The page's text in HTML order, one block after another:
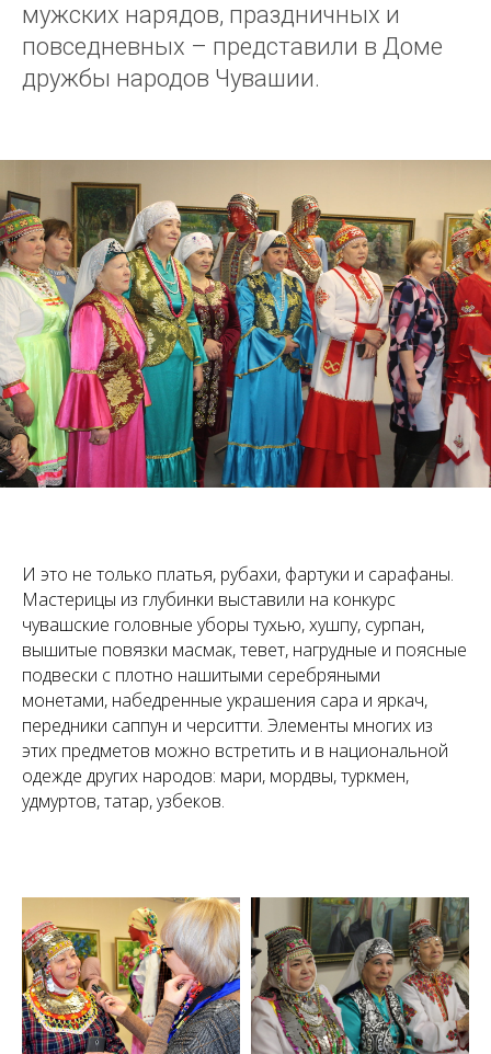
мужских нарядов, праздничных и
повседневных – представили в Доме
дружбы народов Чувашии.
И это не только платья, рубахи, фартуки и сарафаны.
Мастерицы из глубинки выставили на конкурс
чувашские головные уборы тухью, хушпу, сурпан,
вышитые повязки масмак, тевет, нагрудные и поясные
подвески с плотно нашитыми серебряными
монетами, набедренные украшения сара и яркач,
передники саппун и черситти. Элементы многих из
этих предметов можно встретить и в национальной
одежде других народов: мари, мордвы, туркмен,
удмуртов, татар, узбеков.